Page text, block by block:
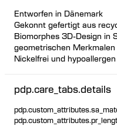
Entworfen in Dänemark
Gekonnt gefertigt aus
Biomorphes 3D-Design in
geometrischen Merkmalen
Nickelfrei und hypoallergen
pdp.care_tabs.details